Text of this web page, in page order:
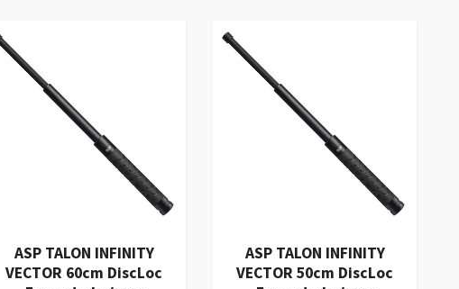
ASP TALON INFINITY
VECTOR 60cm DiscLoc
ASP TALON INFINITY
VECTOR 50cm DiscLoc